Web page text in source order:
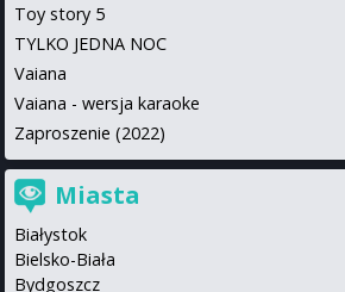
Toy story 5
TYLKO JEDNA NOC
Vaiana
Vaiana - wersja karaoke
Zaproszenie (2022)
Miasta
Białystok
Bielsko-Biała
Bydgoszcz